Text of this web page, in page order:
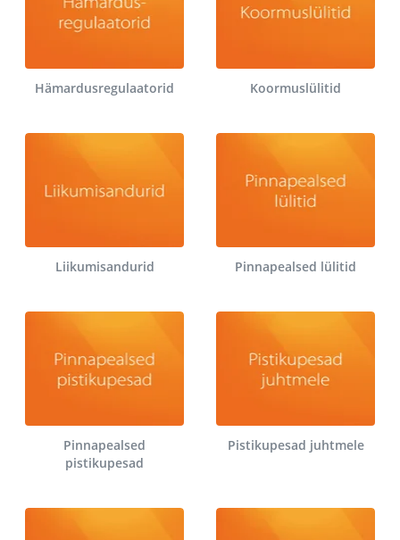
Hämardusregulaatorid Koormuslülitid
Liikumisandurid Pinnapealsed lülitid
Pinnapealsed
pistikupesad
Pistikupesad juhtmele